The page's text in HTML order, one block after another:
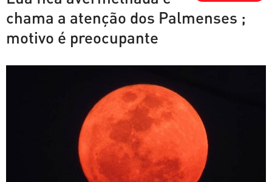
chama a atenção dos Palmenses ;
motivo é preocupante